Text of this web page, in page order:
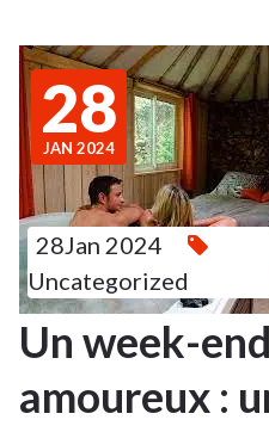
28
JAN 2024
28Jan 2024
Uncategorized
Un week-
amoureux :